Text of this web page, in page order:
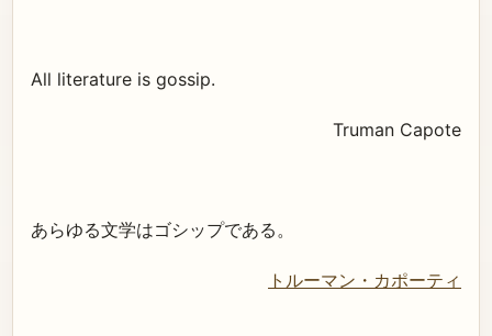
All literature is gossip.
Truman Capote
あらゆる文学はゴシップである。
トルーマン・カポーティ